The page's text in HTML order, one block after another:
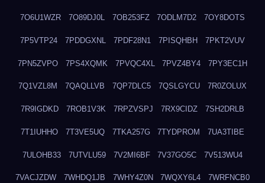
7O6U1WZR 7O89DJ0L 7OB253FZ 7ODLM7D2 7OY8DOTS
7P5VTP24 7PDDGXNL 7PDF28N1 7PISQHBH 7PKT2VUV
7PN5ZVPO 7PS4XQMK 7PVQC4XL 7PVZ4BY4 7PY3EC1H
7Q1VZL8M 7QAQLLVB 7QP7DLC5 7QSLGYCU 7R0ZOLUX
7R9IGDKD 7ROB1V3K 7RPZVSPJ 7RX9CIDZ 7SH2DRLB
7T1IUHHO 7T3VE5UQ 7TKA257G 7TYDPROM 7UA3TIBE
7ULOHB33 7UTVLU59 7V2MI6BF 7V37GO5C 7V513WU4
7VACJZDW 7WHDQ1JB 7WHY4Z0N 7WQXY6L4 7WRFNCB0